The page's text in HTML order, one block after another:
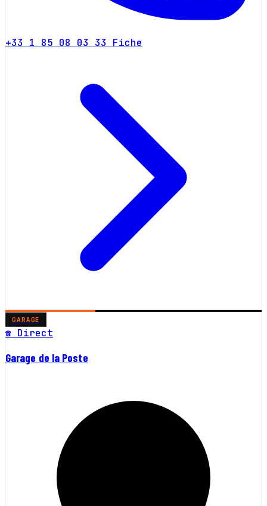
+33 1 85 08 03 33 Fiche
GARAGE
☎ Direct
Garage de la Poste